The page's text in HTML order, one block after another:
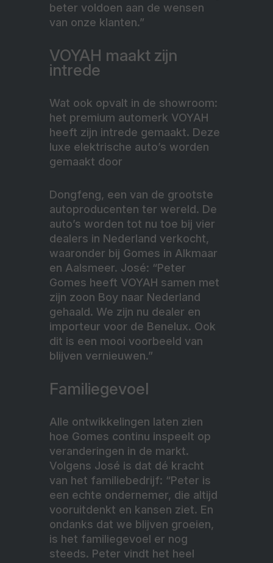
beter voldoen aan de wensen
van onze klanten.”
VOYAH maakt zijn
intrede
Wat ook opvalt in de showroom:
het premium automerk VOYAH
heeft zijn intrede gemaakt. Deze
luxe elektrische auto’s worden
gemaakt door
Dongfeng, een van de grootste
autoproducenten ter wereld. De
auto’s worden tot nu toe bij vier
dealers in Nederland verkocht,
waaronder bij Gomes in Alkmaar
en Aalsmeer. José: “Peter
Gomes heeft VOYAH samen met
zijn zoon Boy naar Nederland
gehaald. We zijn nu dealer en
importeur voor de Benelux. Ook
dit is een mooi voorbeeld van
blijven vernieuwen.”
Familiegevoel
Alle ontwikkelingen laten zien
hoe Gomes continu inspeelt op
veranderingen in de markt.
Volgens José is dat dé kracht
van het familiebedrijf: “Peter is
een echte ondernemer, die altijd
vooruitdenkt en kansen ziet. En
ondanks dat we blijven groeien,
is het familiegevoel er nog
steeds. Peter vindt het heel